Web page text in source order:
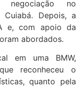
no
Depois, a
e, com apoio da
abordados.
em uma BMW,
reconheceu o
quanto pela